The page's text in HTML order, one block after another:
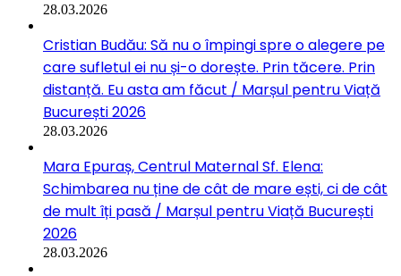
28.03.2026
Cristian Budău: Să nu o împingi spre o alegere pe
care sufletul ei nu și-o dorește. Prin tăcere. Prin
distanță. Eu asta am făcut / Marșul pentru Viață
București 2026
28.03.2026
Mara Epuraș, Centrul Maternal Sf. Elena:
Schimbarea nu ține de cât de mare ești, ci de cât
de mult îți pasă / Marșul pentru Viață București
2026
28.03.2026